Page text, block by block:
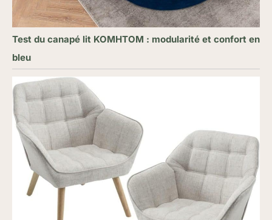
Test du canapé lit KOMHTOM : modularité et confort en
bleu